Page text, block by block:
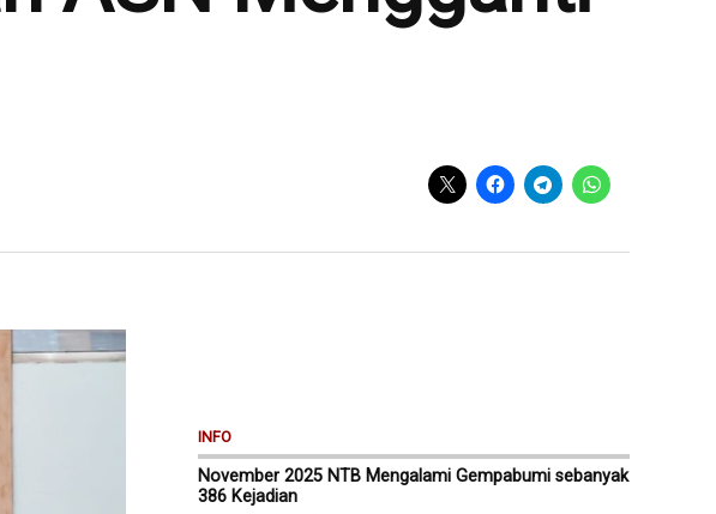
INFO
November 2025 NTB Mengalami Gempabumi sebanyak
386 Kejadian